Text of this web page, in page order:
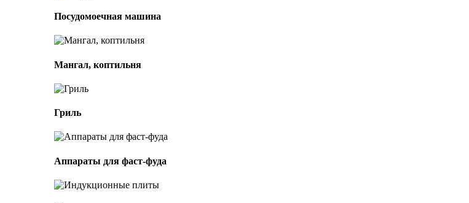
Посудомоечная машина
Мангал, коптильня
Гриль
Аппараты для фаст-фуда